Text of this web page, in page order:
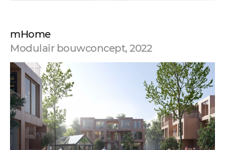
mHome
Modulair bouwconcept, 2022